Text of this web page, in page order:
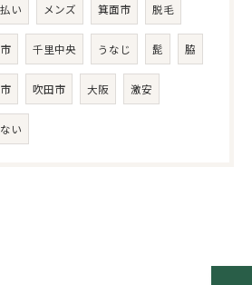
い メンズ 箕面市 脱毛
千里中央 うなじ 髭 脇
吹田市 大阪 激安
い